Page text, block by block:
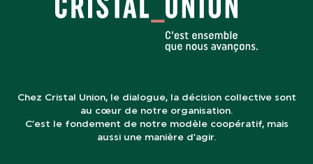
Chez Cristal Union, le dialogue, la décision collective sont
au cœur de notre organisation.
C’est le fondement de notre modèle coopératif, mais
aussi une manière d’agir.